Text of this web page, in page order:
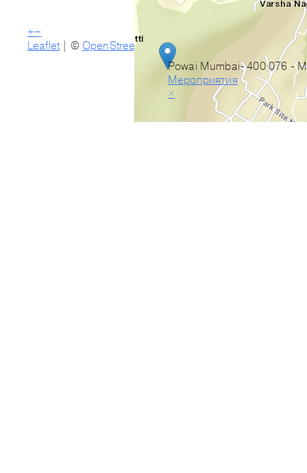
Powai Mumbai- 400 076 -
Мероприятия
×
+−
Leaflet| © OpenStreetMap